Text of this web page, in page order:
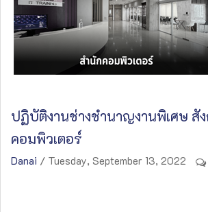
ปฏิบัติงานช่างชำนาญงานพิเศษ สั
คอมพิวเตอร์
Danai / Tuesday, September 13, 2022